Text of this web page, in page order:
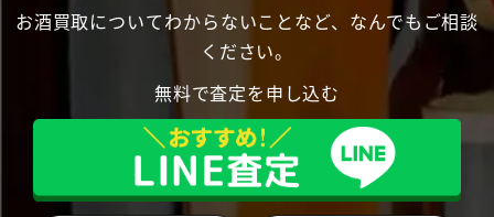
お酒買取についてわからないことなど、なんでもご相談
ください。
無料で査定を申し込む